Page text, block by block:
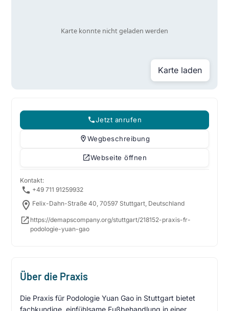
Karte laden
Jetzt anrufen
Wegbeschreibung
Webseite öffnen
Kontakt:
+49 711 91259932
Felix-Dahn-Straße 40, 70597 Stuttgart, Deutschland
https://demapscompany.org/stuttgart/218152-praxis-fr-
podologie-yuan-gao
Über die Praxis
Die Praxis für Podologie Yuan Gao in Stuttgart bietet
fachkundige, einfühlsame Fußbehandlung in einer